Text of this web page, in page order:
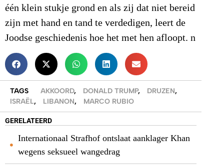
één klein stukje grond en als zij dat niet bereid
zijn met hand en tand te verdedigen, leert de
Joodse geschiedenis hoe het met hen afloopt. n
TAGS AKKOORD, DONALD TRUMP, DRUZEN,
ISRAËL, LIBANON, MARCO RUBIO
GERELATEERD
Internationaal Strafhof ontslaat aanklager Khan
wegens seksueel wangedrag